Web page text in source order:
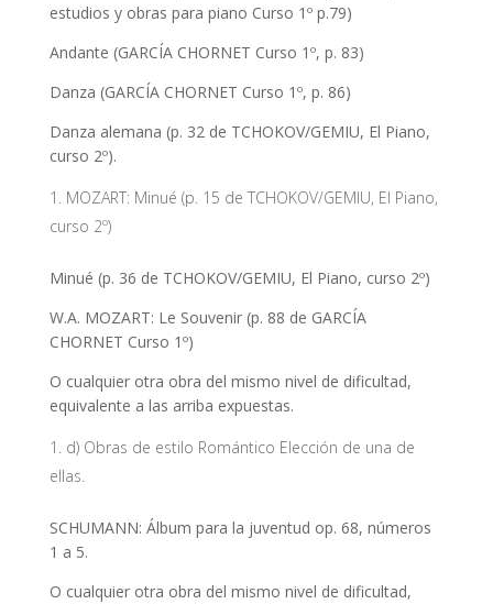
estudios y obras para piano Curso 1º p.79)
Andante (GARCÍA CHORNET Curso 1º, p. 83)
Danza (GARCÍA CHORNET Curso 1º, p. 86)
Danza alemana (p. 32 de TCHOKOV/GEMIU, El Piano,
curso 2º).
MOZART: Minué (p. 15 de TCHOKOV/GEMIU, El Piano,
curso 2º)
Minué (p. 36 de TCHOKOV/GEMIU, El Piano, curso 2º)
W.A. MOZART: Le Souvenir (p. 88 de GARCÍA
CHORNET Curso 1º)
O cualquier otra obra del mismo nivel de dificultad,
equivalente a las arriba expuestas.
d) Obras de estilo Romántico Elección de una de
ellas.
SCHUMANN: Álbum para la juventud op. 68, números
1 a 5.
O cualquier otra obra del mismo nivel de dificultad,